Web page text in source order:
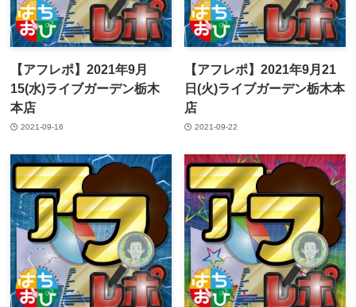
【アフレポ】2021年9月
15(水)ライブガーデン栃木
本店
2021-09-16
【アフレポ】2021年9月21
日(火)ライブガーデン栃木本
店
2021-09-22